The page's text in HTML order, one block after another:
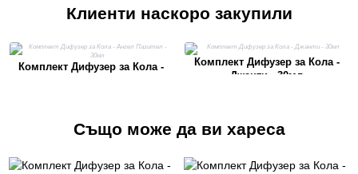
Клиенти наскоро закупили
Комплект Дифузер за Кола -
Комплект Дифузер за Кола -
Джанти - 30мл
Също може да ви хареса